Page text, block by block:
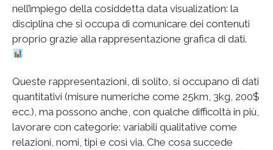
nell’impiego della cosiddetta data visualization: la
disciplina che si occupa di comunicare dei contenuti
proprio grazie alla rappresentazione grafica di dati.
Queste rappresentazioni, di solito, si occupano di dati
quantitativi (misure numeriche come 25km, 3kg, 200$
ecc.), ma possono anche, con qualche difficoltà in più,
lavorare con categorie: variabili qualitative come
relazioni, nomi, tipi e così via. Che cosa succede